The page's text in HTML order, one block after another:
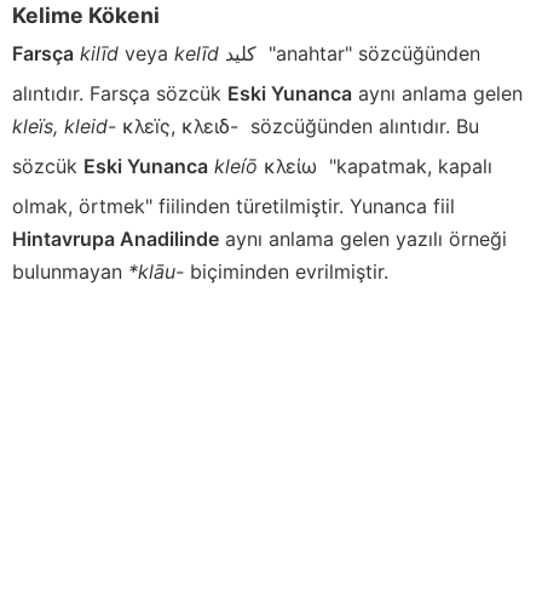
Kelime Kökeni
Farsça kilīd veya kelīd
"anahtar" sözcüğünden
alıntıdır. Farsça sözcük Eski Yunanca aynı anlama gelen
kleïs, kleid- κλεïς, κλειδ- sözcüğünden alıntıdır. Bu
sözcük Eski Yunanca kleíō κλείω "kapatmak, kapalı
olmak, örtmek" fiilinden türetilmiştir. Yunanca fiil
Hintavrupa Anadilinde aynı anlama gelen yazılı örneği
bulunmayan *klāu- biçiminden evrilmiştir.